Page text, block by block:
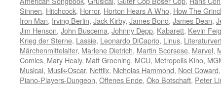
Sinnen, Hitchcock, Horror, Horton Hears A Who, How The
Iron Man, Irving Berlin, Jack Kirby, James Bond, James Dean,
Jim Henson, John Buscema, Johnny Depp, Kabarett, Kevin
Krieg der Sterne, Lassie, Leonardo DiCaprio, Linus,
Märchenmittelalter, Marlene Dietrich, Martin Scorsese, Marvel,
Comics, Mary Healy, Matt Groening, MCU, Metropolis Kino,
Musical, Musik-Oscar, Netflix, Nicholas Hammond, Noel Coward
Piano-Players-Dungeon, Offenes Ende, Öko Botschaft, Peter